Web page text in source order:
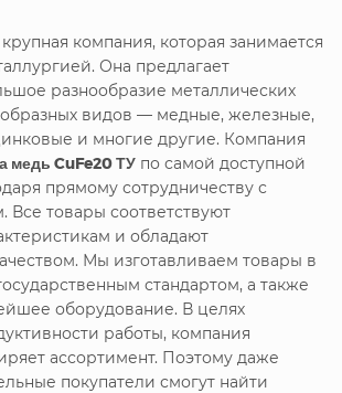
компания, которая занимается
Она предлагает
разнообразие металлических
видов — медные, железные,
и многие другие. Компания
медь CuFe20 ТУ по самой доступной
прямому сотрудничеству с
Все товары соответствуют
и обладают
Мы изготавливаем товары в
стандартом, а также
оборудование. В целях
работы, компания
ассортимент. Поэтому даже
покупатели смогут найти